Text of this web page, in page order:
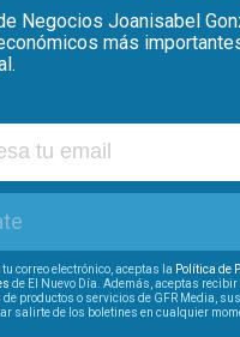
Negocios Joanisabel
más
correo electrónico, aceptas la Política de
de El Nuevo Día. Además, aceptas
productos o servicios de GFR Media,
salirte de los boletines en cualquier